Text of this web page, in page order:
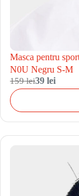
Masca pentru
N0U Negru S-M
159 lei39 lei